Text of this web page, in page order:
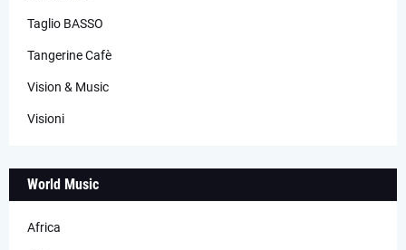
Taglio BASSO
Tangerine Cafè
Vision & Music
Visioni
World Music
Africa